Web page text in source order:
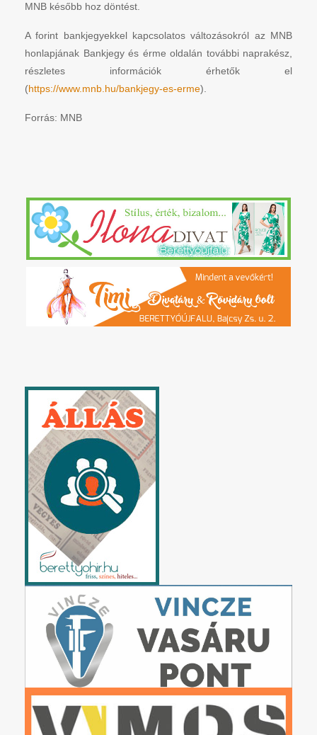
MNB később hoz döntést.
A forint bankjegyekkel kapcsolatos változásokról az MNB
honlapjának Bankjegy és érme oldalán további naprakész,
részletes információk érhetők el
(https://www.mnb.hu/bankjegy-es-erme).
Forrás: MNB